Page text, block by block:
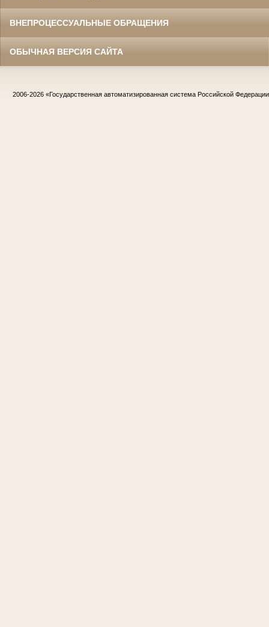
ВНЕПРОЦЕССУАЛЬНЫЕ ОБРАЩЕНИЯ
ОБЫЧНАЯ ВЕРСИЯ САЙТА
2006-2026 «Государственная автоматизированная система Российской